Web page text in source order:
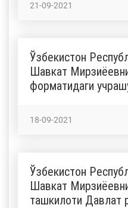
21-09-2021
Ўзбекистон
Шавкат
форматидаги
18-09-2021
Ўзбекистон
Шавкат
ташкилоти Давлат